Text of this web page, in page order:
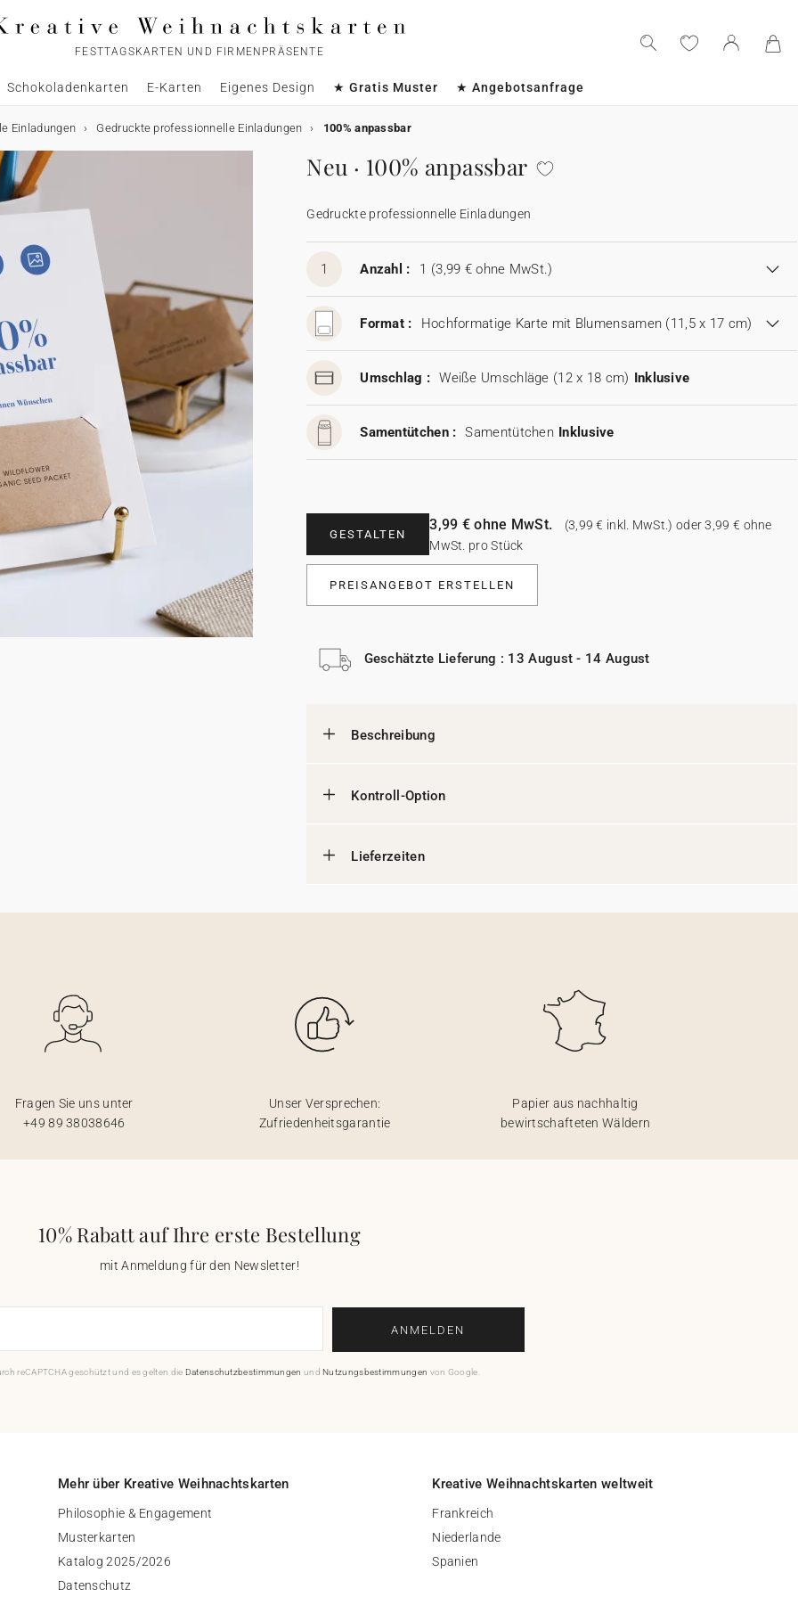
FESTTAGSKARTEN UND FIRMENPRÄSENTE
Schokoladenkarten E-Karten Eigenes Design ★ Gratis Muster ★ Angebotsanfrage
Einladungen Gedruckte professionnelle Einladungen 100% anpassbar
Neu · 100% anpassbar
Gedruckte professionnelle Einladungen
1 Anzahl : 1 (3,99 € ohne MwSt.)
Format : Hochformatige Karte mit Blumensamen (11,5 x 17 cm)
Umschlag : Weiße Umschläge (12 x 18 cm) Inklusive
Samentütchen : Samentütchen Inklusive
GESTALTEN
3,99 € ohne MwSt.
(3,99 € inkl. MwSt.) oder 3,99 € ohne
MwSt. pro Stück
PREISANGEBOT ERSTELLEN
Geschätzte Lieferung : 13 August - 14 August
Beschreibung
Kontroll-Option
Lieferzeiten
Fragen Sie uns unter
+49 89 38038646
Unser Versprechen:
Zufriedenheitsgarantie
Papier aus nachhaltig
bewirtschafteten Wäldern
10% Rabatt auf Ihre erste Bestellung
mit Anmeldung für den Newsletter!
ANMELDEN
reCAPTCHA geschützt und es gelten die Datenschutzbestimmungen und Nutzungsbestimmungen von Google.
Mehr über Kreative Weihnachtskarten
Philosophie & Engagement
Musterkarten
Katalog 2025/2026
Datenschutz
Kreative Weihnachtskarten weltweit
Frankreich
Niederlande
Spanien